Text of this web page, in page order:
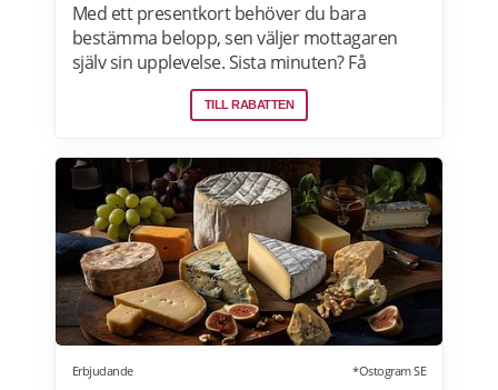
Med ett presentkort behöver du bara
bestämma belopp, sen väljer mottagaren
själv sin upplevelse. Sista minuten? Få
presentkortet med digital leverans direkt –
perfekt även i sista stund. Live it grundades
upplevelsepresenter i Sverige. Läs mer om
Live it presentkort här>>>
TILL RABATTEN
Erbjudande *Ostogram SE